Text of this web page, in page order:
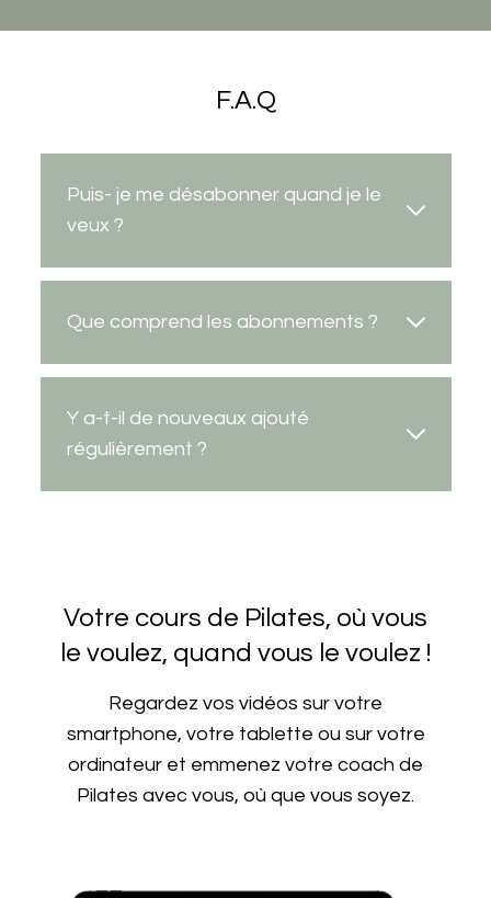
F.A.Q
Puis- je me désabonner quand je le
veux ?
Que comprend les abonnements ?
Y a-t-il de nouveaux ajouté
régulièrement ?
Votre cours de Pilates, où vous
le voulez, quand vous le voulez !
Regardez vos vidéos sur votre
smartphone, votre tablette ou sur votre
ordinateur et emmenez votre coach de
Pilates avec vous, où que vous soyez.